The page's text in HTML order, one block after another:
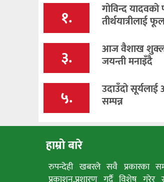
१. गोविन्द
तीर्थयात्रीलाई
३. आज वैशाख शुक्ल
जयन्ती मनाइँदै
५. उदाउँदो
सम्पन्न
हाम्रो बारे
रुपन्देही खबरले सवै प्रकारका